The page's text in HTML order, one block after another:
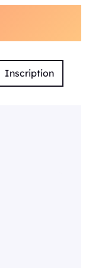
Inscription